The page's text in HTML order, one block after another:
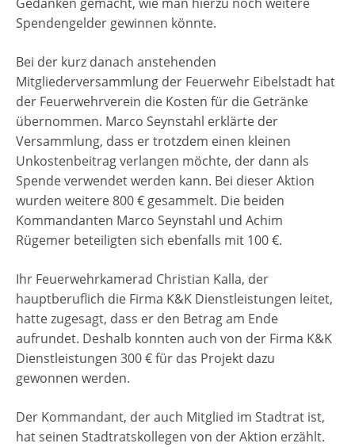
Spendengelder gewinnen könnte.
Bei der kurz danach anstehenden
Mitgliederversammlung der Feuerwehr Eibelstadt hat
der Feuerwehrverein die Kosten für die Getränke
übernommen. Marco Seynstahl erklärte der
Versammlung, dass er trotzdem einen kleinen
Unkostenbeitrag verlangen möchte, der dann als
Spende verwendet werden kann. Bei dieser Aktion
wurden weitere 800 € gesammelt. Die beiden
Kommandanten Marco Seynstahl und Achim
Rügemer beteiligten sich ebenfalls mit 100 €.
Ihr Feuerwehrkamerad Christian Kalla, der
hauptberuflich die Firma K&K Dienstleistungen leitet,
hatte zugesagt, dass er den Betrag am Ende
aufrundet. Deshalb konnten auch von der Firma K&K
Dienstleistungen 300 € für das Projekt dazu
gewonnen werden.
Der Kommandant, der auch Mitglied im Stadtrat ist,
hat seinen Stadtratskollegen von der Aktion erzählt.